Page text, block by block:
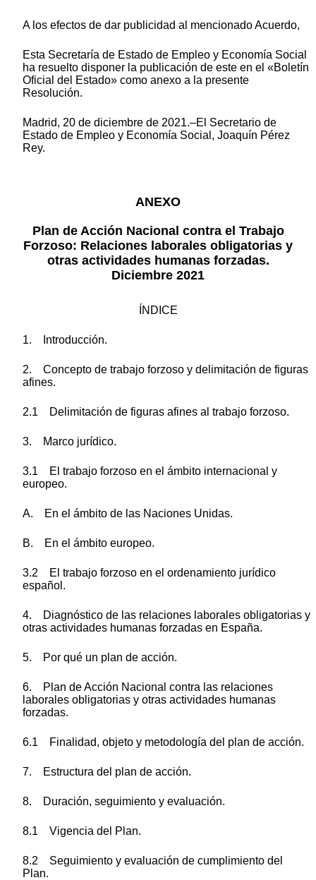
A los efectos de dar publicidad al mencionado Acuerdo,
Esta Secretaría de Estado de Empleo y Economía Social
ha resuelto disponer la publicación de este en el «Boletín
Oficial del Estado» como anexo a la presente
Resolución.
Madrid, 20 de diciembre de 2021.–El Secretario de
Estado de Empleo y Economía Social, Joaquín Pérez
Rey.
ANEXO
Plan de Acción Nacional contra el Trabajo
Forzoso: Relaciones laborales obligatorias y
otras actividades humanas forzadas.
Diciembre 2021
ÍNDICE
1. Introducción.
2. Concepto de trabajo forzoso y delimitación de figuras
afines.
2.1 Delimitación de figuras afines al trabajo forzoso.
3. Marco jurídico.
3.1 El trabajo forzoso en el ámbito internacional y
europeo.
A. En el ámbito de las Naciones Unidas.
B. En el ámbito europeo.
3.2 El trabajo forzoso en el ordenamiento jurídico
español.
4. Diagnóstico de las relaciones laborales obligatorias y
otras actividades humanas forzadas en España.
5. Por qué un plan de acción.
6. Plan de Acción Nacional contra las relaciones
laborales obligatorias y otras actividades humanas
forzadas.
6.1 Finalidad, objeto y metodología del plan de acción.
7. Estructura del plan de acción.
8. Duración, seguimiento y evaluación.
8.1 Vigencia del Plan.
8.2 Seguimiento y evaluación de cumplimiento del
Plan.